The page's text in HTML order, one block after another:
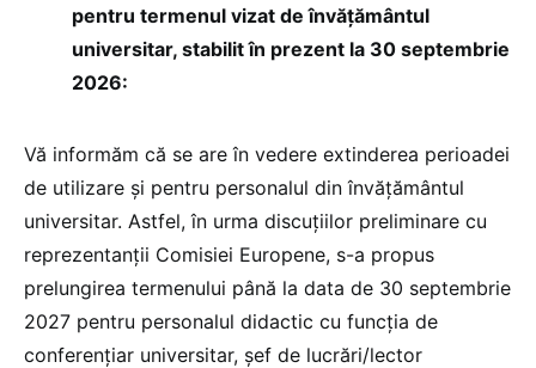
pentru termenul vizat de învățământul
universitar, stabilit în prezent la 30 septembrie
2026:
Vă informăm că se are în vedere extinderea perioadei
de utilizare și pentru personalul din învățământul
universitar. Astfel, în urma discuțiilor preliminare cu
reprezentanții Comisiei Europene, s-a propus
prelungirea termenului până la data de 30 septembrie
2027 pentru personalul didactic cu funcția de
conferențiar universitar, șef de lucrări/lector